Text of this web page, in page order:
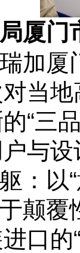
厦门
加厦
当
“三
与
：以
颠
口